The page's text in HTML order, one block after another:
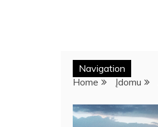
Navigation
Home
Įdomu